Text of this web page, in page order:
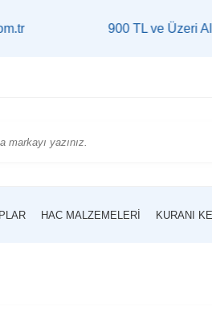
900 TL ve Üzeri Alışverişlerinizde
HAC MALZEMELERI KURANI